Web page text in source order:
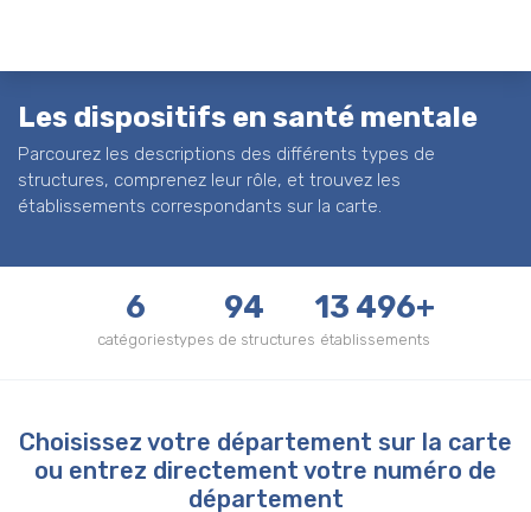
Les dispositifs en santé mentale
Parcourez les descriptions des différents types de
structures, comprenez leur rôle, et trouvez les
établissements correspondants sur la carte.
6
catégories
94
types de structures
13 496+
établissements
Choisissez votre département sur la carte
ou entrez directement votre numéro de
département